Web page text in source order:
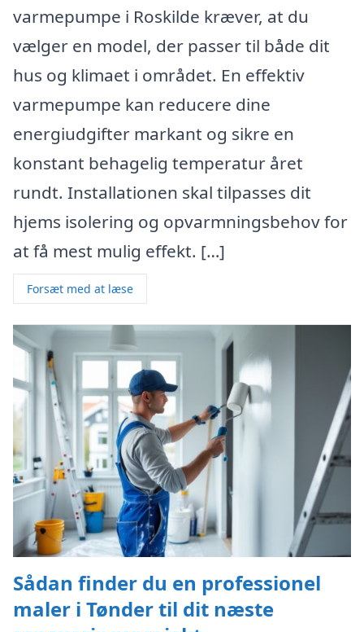
varmepumpe i Roskilde kræver, at du
vælger en model, der passer til både dit
hus og klimaet i området. En effektiv
varmepumpe kan reducere dine
energiudgifter markant og sikre en
konstant behagelig temperatur året
rundt. Installationen skal tilpasses dit
hjems isolering og opvarmningsbehov for
at få mest mulig effekt. […]
Forsæt med at læse
Sådan finder du en professionel
maler i Tønder til dit næste